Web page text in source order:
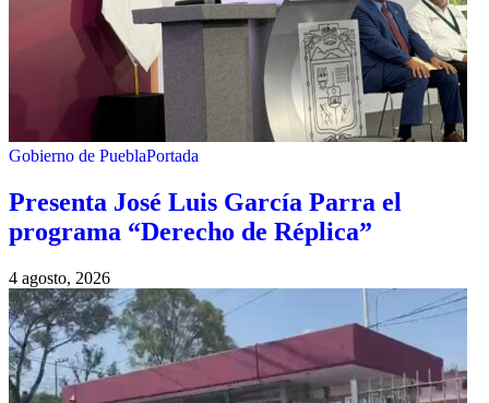
Gobierno de PueblaPortada
Presenta José Luis García Parra el
programa “Derecho de Réplica”
4 agosto, 2026